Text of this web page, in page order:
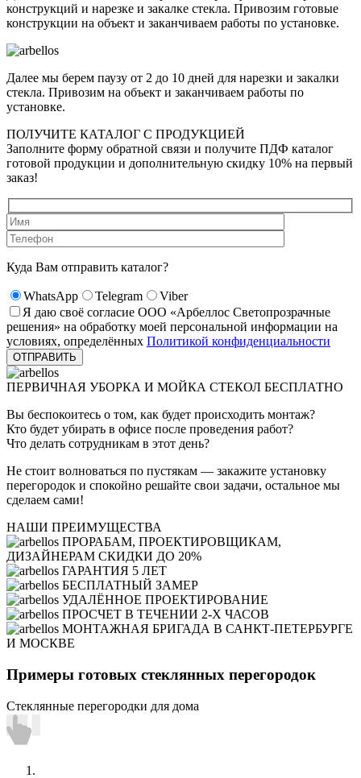
конструкций и нарезке и закалке стекла. Привозим готовые
конструкции на объект и заканчиваем работы по установке.
Далее мы берем паузу от 2 до 10 дней для нарезки и закалки
стекла. Привозим на объект и заканчиваем работы по
установке.
ПОЛУЧИТЕ КАТАЛОГ С ПРОДУКЦИЕЙ
Заполните форму обратной связи и получите ПДФ каталог
готовой продукции и дополнительную скидку 10% на первый
заказ!
Куда Вам отправить каталог?
WhatsApp Telegram
Viber
Я даю своё согласие ООО «Арбеллос Светопрозрачные
решения» на обработку моей персональной информации на
условиях, определённых Политикой конфиденциальности
ПЕРВИЧНАЯ УБОРКА И МОЙКА СТЕКОЛ БЕСПЛАТНО
Вы беспокоитесь о том, как будет происходить монтаж?
Кто будет убирать в офисе после проведения работ?
Что делать сотрудникам в этот день?
Не стоит волноваться по пустякам — закажите установку
перегородок и спокойно решайте свои задачи, остальное мы
сделаем сами!
НАШИ ПРЕИМУЩЕСТВА
ПРОРАБАМ, ПРОЕКТИРОВЩИКАМ,
ДИЗАЙНЕРАМ СКИДКИ ДО 20%
ГАРАНТИЯ 5 ЛЕТ
БЕСПЛАТНЫЙ ЗАМЕР
УДАЛЁННОЕ ПРОЕКТИРОВАНИЕ
ПРОСЧЕТ В ТЕЧЕНИИ 2-Х ЧАСОВ
МОНТАЖНАЯ БРИГАДА В САНКТ-ПЕТЕРБУРГЕ
И МОСКВЕ
Примеры готовых стеклянных перегородок
Стеклянные перегородки для дома